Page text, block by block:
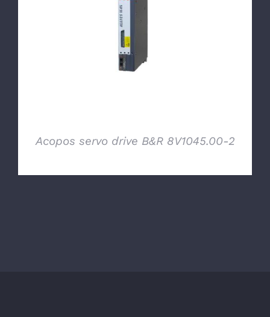
DETTAGLI
Acopos servo drive B&R 8V1045.00-2